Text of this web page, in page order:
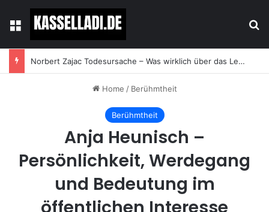
Menu
Norbert Zajac Todesursache – Was wirklich über das Leben und den Abschied des Tierhändlers bekannt ist
Home / Berühmtheit
Berühmtheit
Anja Heunisch –
Persönlichkeit, Werdegang
und Bedeutung im